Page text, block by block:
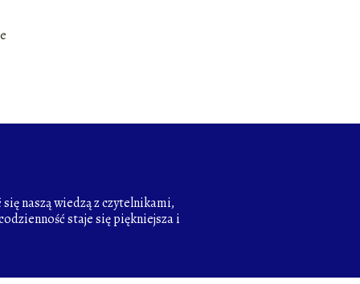
naszą wiedzą z czytelnikami,
staje się piękniejsza i